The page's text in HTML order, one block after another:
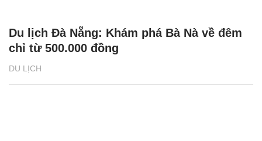
DU LỊCH
Du lịch Đà Nẵng: Khám phá Bà Nà về đêm
chỉ từ 500.000 đồng